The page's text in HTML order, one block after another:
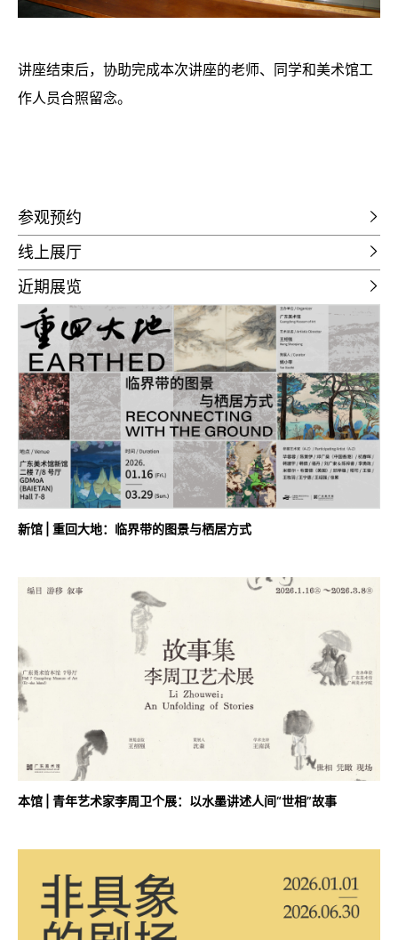
讲座结束后，协助完成本次讲座的老师、同学和美术馆工
作人员合照留念。
参观预约
线上展厅
近期展览
新馆 | 重回大地：临界带的图景与栖居方式
本馆 | 青年艺术家李周卫个展：以水墨讲述人间“世相”故事